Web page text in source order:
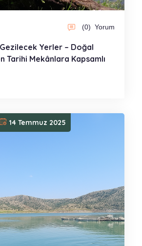
(0) Yorum
Gezilecek Yerler – Doğal
Tarihi Mekânlara Kapsamlı
14 Temmuz 2025